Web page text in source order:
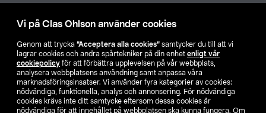
Vi på Clas Ohlson använder cookies
Genom att trycka ”Acceptera alla cookies” samtycker du till att vi
lagrar cookies och andra spårtekniker på din enhet enligt vår
cookiepolicy för att förbättra upplevelsen på vår webbplats,
analysera webbplatsens användning samt anpassa våra
marknadsföringsinsatser. Vi använder fyra kategorier av cookies:
nödvändiga, funktionella, analys och annonsering. För nödvändiga
cookies krävs inte ditt samtycke eftersom dessa cookies är
nödvändiga för att innehållet på webbplatsen ska kunna fungera. Om
Hitta butik
SE NO FI